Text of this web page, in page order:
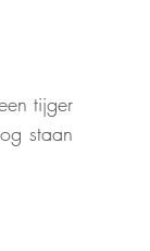
tijger
staan